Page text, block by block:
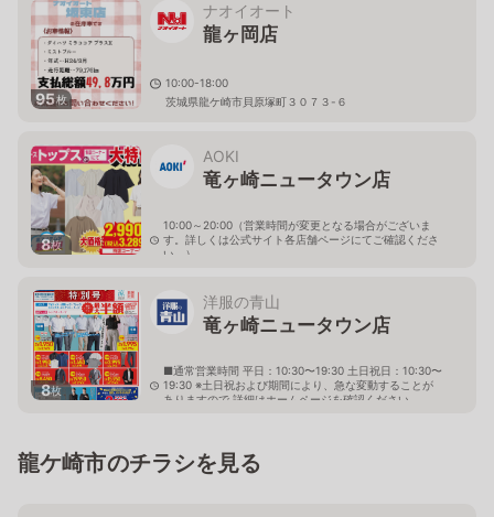
95枚
ナオイオート
龍ヶ岡店
10:00-18:00
茨城県龍ケ崎市貝原塚町３０７３-６
8枚
AOKI
竜ヶ崎ニュータウン店
10:00～20:00（営業時間が変更となる場合がございま
す。詳しくは公式サイト各店舗ページにてご確認くださ
い。）
8枚
洋服の青山
竜ヶ崎ニュータウン店
■通常営業時間 平日：10:30〜19:30 土日祝日：10:30〜
19:30 ※土日祝および期間により、急な変動することが
ありますので 詳細はホームページを確認ください
龍ケ崎市のチラシを見る